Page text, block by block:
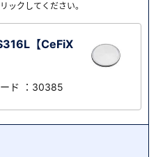
ックしてください。
【CeFiX
ド ：30385